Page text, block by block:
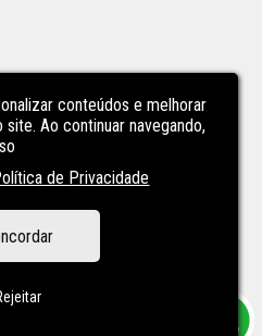
conteúdos e melhorar
Ao continuar navegando,
de Privacidade